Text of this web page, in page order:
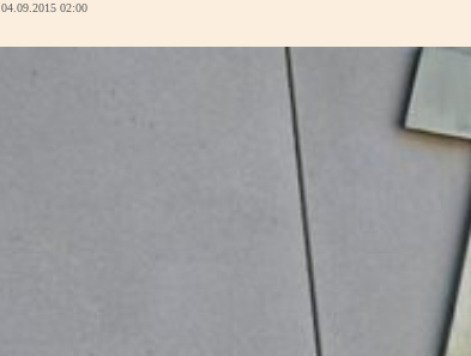
04.09.2015 02:00